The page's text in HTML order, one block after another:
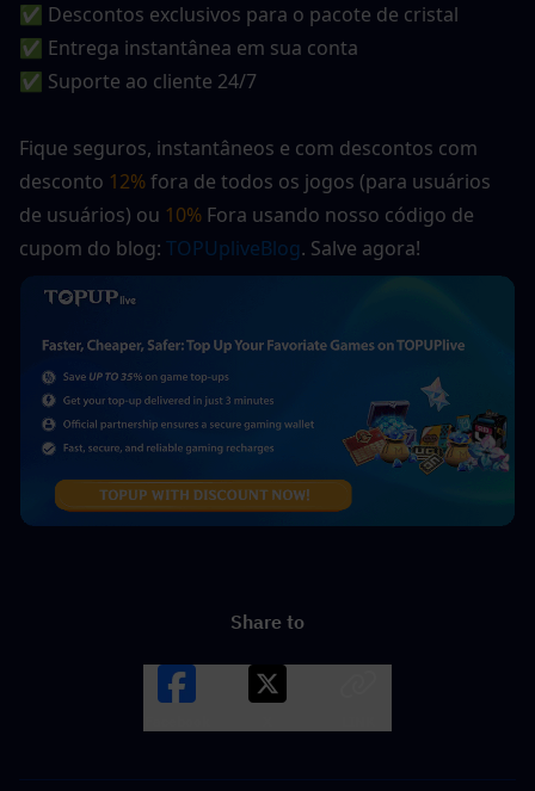
✅ Descontos exclusivos para o pacote de cristal
✅ Entrega instantânea em sua conta
✅ Suporte ao cliente 24/7
Fique seguros, instantâneos e com descontos com
desconto 12% fora de todos os jogos (para usuários
de usuários) ou 10% Fora usando nosso código de
cupom do blog: TOPUpliveBlog. Salve agora!
Share to